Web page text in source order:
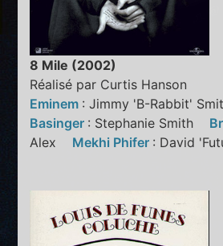
8 Mile (2002)
Réalisé par Curtis Hanson
Eminem : Jimmy 'B-Rabbit'
Basinger : Stephanie Smith
Alex Mekhi Phifer : David